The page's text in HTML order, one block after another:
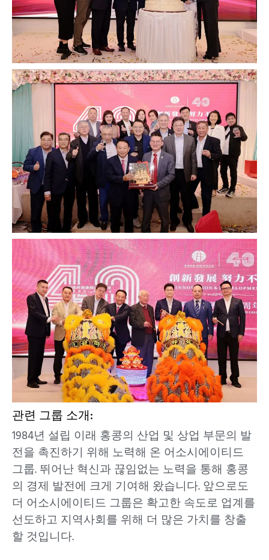
관련 그룹 소개:
1984년 설립 이래 홍콩의 산업 및 상업 부문의 발
전을 촉진하기 위해 노력해 온 어소시에이티드
그룹. 뛰어난 혁신과 끊임없는 노력을 통해 홍콩
의 경제 발전에 크게 기여해 왔습니다. 앞으로도
더 어소시에이티드 그룹은 확고한 속도로 업계를
선도하고 지역사회를 위해 더 많은 가치를 창출
할 것입니다.